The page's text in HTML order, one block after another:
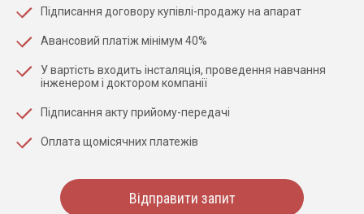
Підписання договору купівлі-продажу на апарат
Авансовий платіж мінімум 40%
У вартість входить інсталяція, проведення навчання
інженером і доктором компанії
Підписання акту прийому-передачі
Оплата щомісячних платежів
Відправити запит